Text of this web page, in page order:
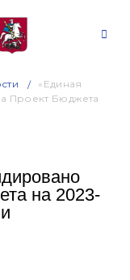
«Единая
Проект Бюджета
на 2023-